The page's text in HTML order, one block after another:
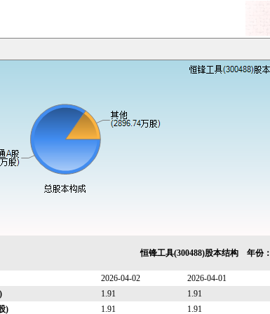
恒锋工具(300488)股本结构 年份：
2026-04-02 2026-04-01
1.91 1.91
)
1.91 1.91